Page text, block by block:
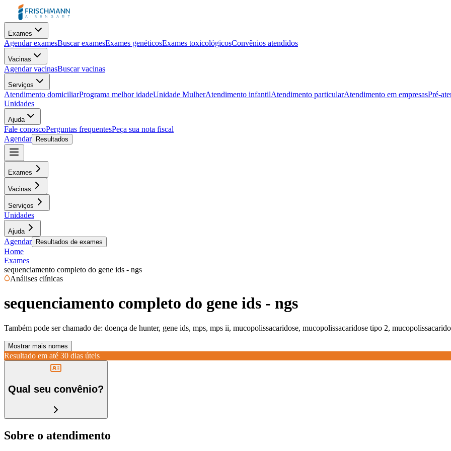
Exames
Agendar examesBuscar examesExames genéticosExames toxicológicosConvênios atendidos
Vacinas
Agendar vacinasBuscar vacinas
Serviços
Atendimento domiciliarPrograma melhor idadeUnidade MulherAtendimento infantilAtendimento particularAtendimento em empresasPré-
Unidades
Ajuda
Fale conoscoPerguntas frequentesPeça sua nota fiscal
Agendar
Resultados
Exames
Vacinas
Serviços
Unidades
Ajuda
Agendar Resultados de exames
Home
Exames
sequenciamento completo do gene ids - ngs
Análises clínicas
sequenciamento completo do gene ids - ngs
Também pode ser chamado de: doença de hunter, gene ids, mps, mps ii, mucopolissacaridose, mucopolissacaridose tipo 2,
Mostrar mais nomes
Resultado em até 30 dias úteis
Qual seu convênio?
Sobre o atendimento